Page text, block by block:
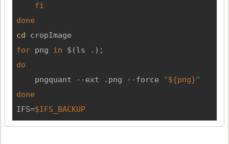
fi
done
cd
for png in
do
    pngquant --ext .png --force
"${png}"
done
IFS=$IFS_BACKUP